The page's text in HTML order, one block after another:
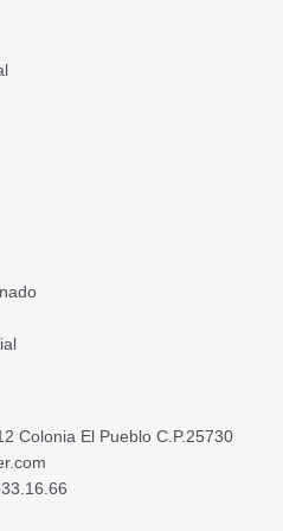
Colonia El Pueblo C.P.25730